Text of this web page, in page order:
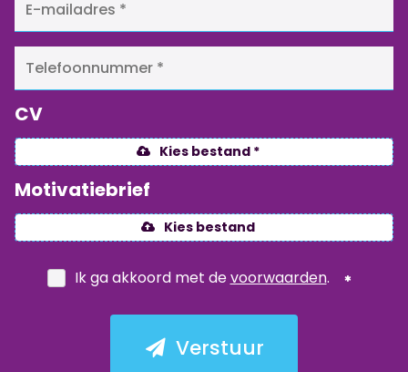
CV
Kies bestand *
Motivatiebrief
Kies bestand
Ik ga akkoord met devoorwaarden.
Verstuur